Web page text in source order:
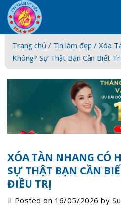
Skip
to
content
Trang chủ / Tin làm đẹp / Xóa
Không? Sự Thật Bạn Cần Biết
XÓA TÀN NHANG CÓ
SỰ THẬT BẠN CẦN
ĐIỀU TRỊ
Posted on 16/05/2026 by